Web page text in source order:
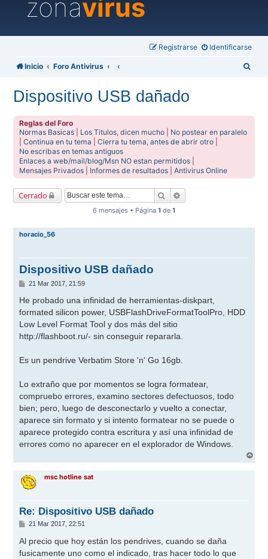
zonavirus
Identificarse
Registrarse
Inicio Foro Antivirus
Dispositivo USB dañado
Reglas del Foro
Normas Basicas
Los Titulos, dicen mucho
No postear en paralelo
|Continua en tu tema |Cierra tu tema, antes de abrir otro
No escribas en temas antiguos
Enlaces a web/mail/blog/Msn NO estan permitidos
Mensajes Privados
Informes de resultados |Antivirus Online
Cerrado Buscar
6 mensajes • Página 1 de 1
horacio_56
Dispositivo USB dañado
M
n
a
j
e
21 Mar 2017, 21:59
He probado una infinidad de herramientas-diskpart,
formated silicon power, USBFlashDriveFormatToolPro, HDD
Low Level Format Tool y dos más del sitio
http://flashboot.ru/- sin conseguir repararla.
Es un pendrive Verbatim Store 'n' Go 16gb.
Lo extraño que por momentos se logra formatear,
compruebo errores, examino sectores defectuosos, todo
bien; pero, luego de desconectarlo y vuelto a conectar,
aparece sin formato y si intento formatear no se puede o
aparece protegido contra escritura y así una infinidad de
errores como no aparecer en el explorador de Windows.
r
msc hotline sat
Re: Dispositivo USB dañado
M
n
s
a
21 Mar 2017, 22:51
Al precio que hoy están los pendrives, cuando se daña
fusicamente uno como el indicado, tras hacer todo lo que